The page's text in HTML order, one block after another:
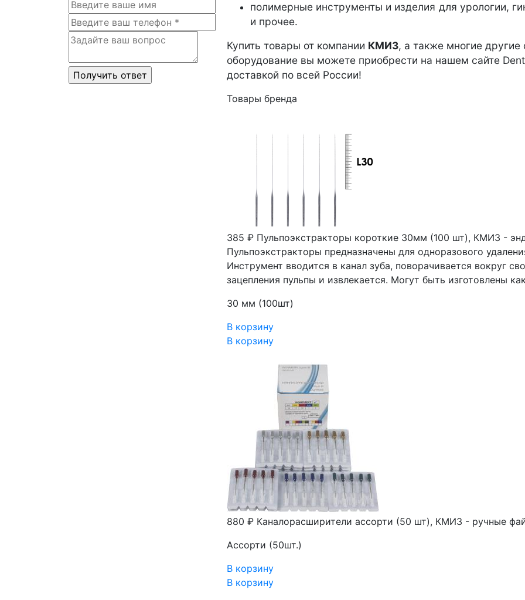
полимерные инструменты и изделия для урологии,
и прочее.
Купить товары от компании КМИЗ, а также многие
оборудование вы можете приобрести на нашем сайте
доставкой по всей России!
Товары бренда
385 ₽ Пульпоэкстракторы короткие 30мм (100 шт), КМИЗ -
Пульпоэкстракторы предназначены для одноразового
Инструмент вводится в канал зуба, поворачивается вокруг
зацепления пульпы и извлекается. Могут быть изготовлены
30 мм (100шт)
В корзину
В корзину
880 ₽ Каналорасширители ассорти (50 шт), КМИЗ - ручные
Ассорти (50шт.)
В корзину
В корзину